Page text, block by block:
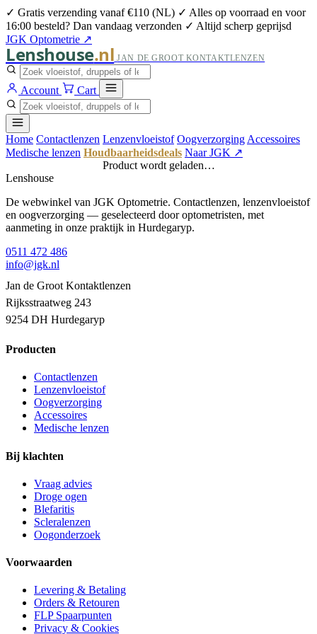
✓ Gratis verzending vanaf €110 (NL) ✓ Alles op voorraad en voor
16:00 besteld? Dan vandaag verzonden ✓ Altijd scherp geprijsd
JGK Optometrie ↗
Lenshouse.nl JAN DE GROOT KONTAKTLENZEN
Account Cart
Home Contactlenzen Lenzenvloeistof Oogverzorging Accessoires
Medische lenzen Houdbaarheidsdeals Naar JGK ↗
Product wordt geladen…
Lenshouse
De webwinkel van JGK Optometrie. Contactlenzen, lenzenvloeistof
en oogverzorging — geselecteerd door optometristen, met
aanmeting in onze praktijk in Hurdegaryp.
0511 472 486
info@jgk.nl
Jan de Groot Kontaktlenzen
Rijksstraatweg 243
9254 DH Hurdegaryp
Producten
Contactlenzen
Lenzenvloeistof
Oogverzorging
Accessoires
Medische lenzen
Bij klachten
Vraag advies
Droge ogen
Blefaritis
Scleralenzen
Oogonderzoek
Voorwaarden
Levering & Betaling
Orders & Retouren
FLP Spaarpunten
Privacy & Cookies